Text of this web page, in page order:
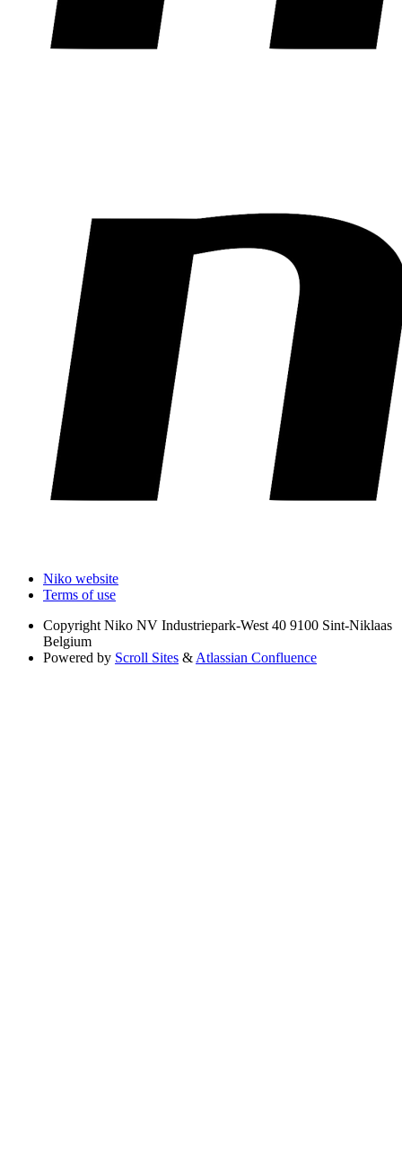
Niko website
Terms of use
Copyright Niko NV Industriepark-West 40 9100 Sint-Niklaas
Belgium
Powered by Scroll Sites & Atlassian Confluence